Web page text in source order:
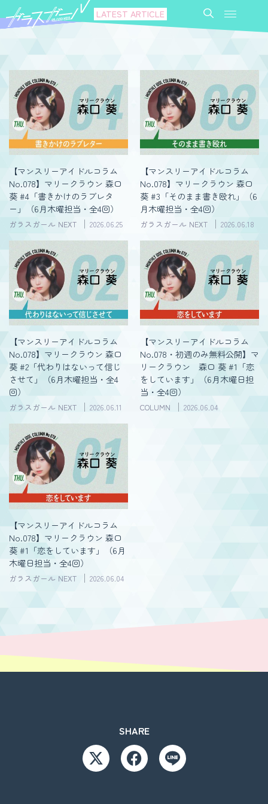
LATEST ARTICLE
【マンスリーアイドルコラム
No.078】マリークラウン 森口
葵 #4「書きかけのラブレタ
ー」（6月木曜担当・全4回）
ガラスガール NEXT 2026.06.25
【マンスリーアイドルコラム
No.078】マリークラウン 森口
葵 #3「そのまま書き殴れ」（6
月木曜担当・全4回）
ガラスガール NEXT 2026.06.18
【マンスリーアイドルコラム
No.078】マリークラウン 森口
葵 #2「代わりはないって信じ
させて」（6月木曜担当・全4
回）
ガラスガール NEXT 2026.06.11
【マンスリーアイドルコラム
No.078・初週のみ無料公開】マ
リークラウン 森口 葵 #1「恋
をしています」（6月木曜日担
当・全4回）
COLUMN 2026.06.04
【マンスリーアイドルコラム
No.078】マリークラウン 森口
葵 #1「恋をしています」（6月
木曜日担当・全4回）
ガラスガール NEXT 2026.06.04
SHARE